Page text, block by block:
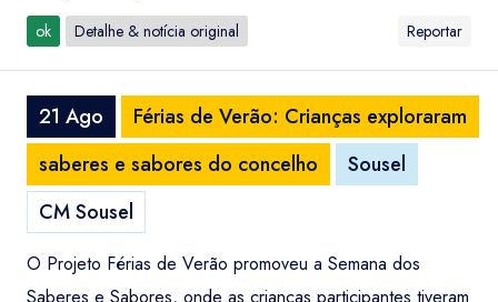
ok Detalhe & notícia original Reportar
21 Ago
Férias de Verão: Crianças exploraram
saberes e sabores do concelho
Sousel
CM Sousel
O Projeto Férias de Verão promoveu a Semana dos